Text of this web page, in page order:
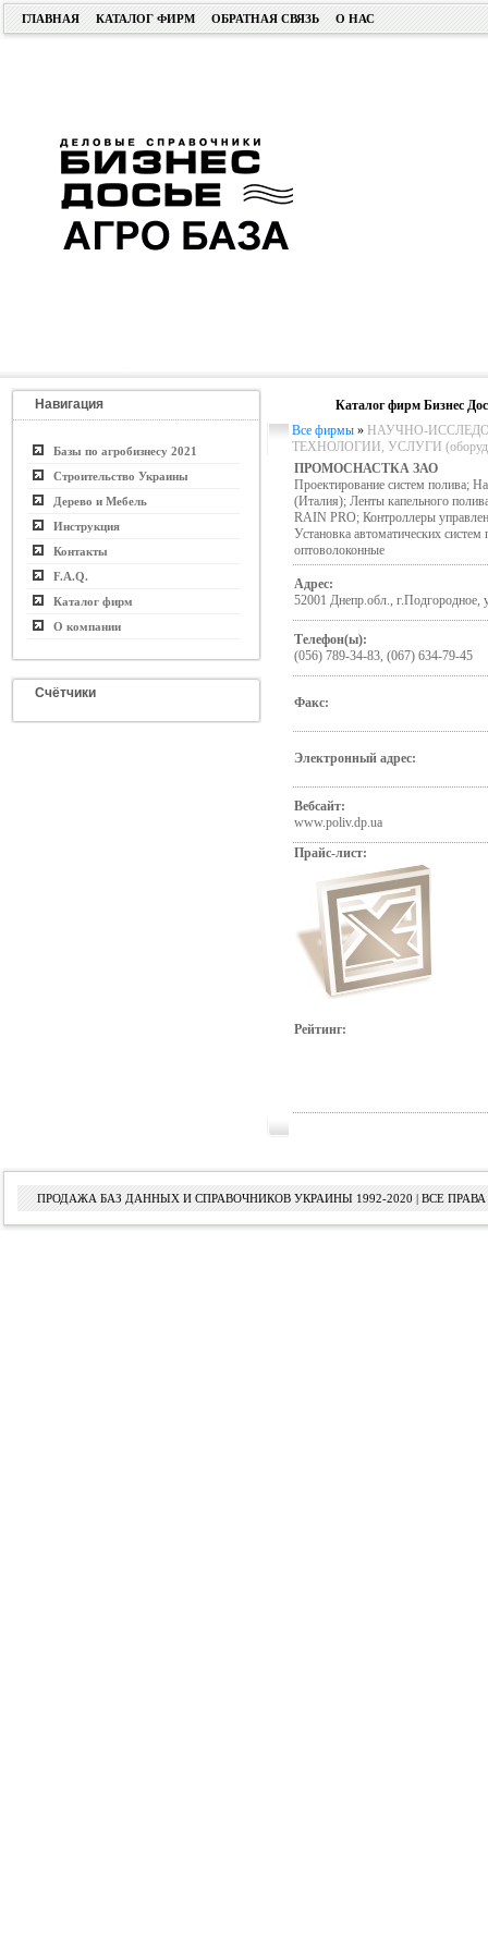
ГЛАВНАЯ КАТАЛОГ ФИРМ ОБРАТНАЯ СВЯЗЬ О НАС
Навигация
Базы по агробизнесу 2021
Строительство Украины
Дерево и Мебель
Инструкция
Контакты
F.A.Q.
Каталог фирм
О компании
Счётчики
Каталог фирм Бизнес
Все фирмы » НАУЧНО-
ТЕХНОЛОГИИ, УСЛУГИ
ПРОМОСНАСТКА ЗАО
Проектирование систем полива;
(Италия); Ленты капельного
RAIN PRO; Контроллеры
Установка автоматических
оптоволоконные
Адрес:
52001 Днепр.обл., г.Подгородное,
Телефон(ы):
(056) 789-34-83, (067) 634-79-45
Факс:
Электронный адрес:
Вебсайт:
www.poliv.dp.ua
Прайс-лист:
Рейтинг:
ПРОДАЖА БАЗ ДАННЫХ И СПРАВОЧНИКОВ УКРАИНЫ 1992-2020 | ВСЕ